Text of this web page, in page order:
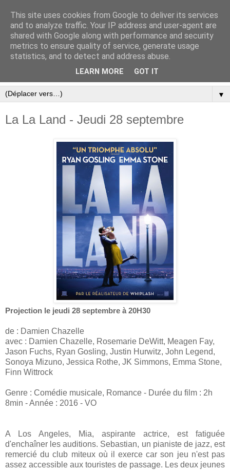
▼
La La Land - Jeudi 28 septembre
Projection le jeudi 28 septembre à 20H30
de : Damien Chazelle
avec : Damien Chazelle, Rosemarie DeWitt, Meagen Fay,
Jason Fuchs, Ryan Gosling, Justin Hurwitz, John Legend,
Sonoya Mizuno, Jessica Rothe, JK Simmons, Emma Stone,
Finn Wittrock
Genre : Comédie musicale, Romance - Durée du film : 2h
8min - Année : 2016 - VO
A Los Angeles, Mia, aspirante actrice, est fatiguée
d'enchaîner les auditions. Sebastian, un pianiste de jazz, est
remercié du club miteux où il exerce car son jeu n'est pas
assez accessible aux touristes de passage. Les deux jeunes
This site uses cookies from Google to deliver its services
and to analyze traffic. Your IP address and user-agent are
shared with Google along with performance and security
metrics to ensure quality of service, generate usage
statistics, and to detect and address abuse.
LEARN MORE GOT IT